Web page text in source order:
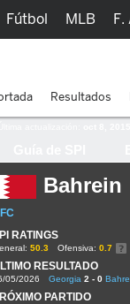
Bahrein
RATINGS
50.3 Ofensiva: 0.7
RESULTADO
05/2026 Georgia 2 - 0
PARTIDO
Fútbol MLB
Resultados